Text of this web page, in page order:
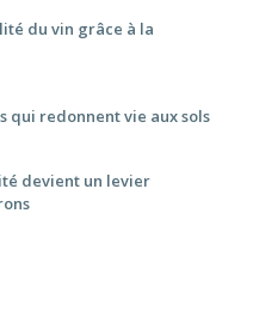
du vin grâce à la
qui redonnent vie aux sols
devient un levier